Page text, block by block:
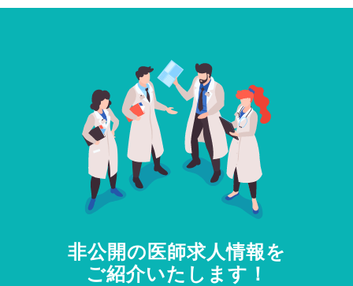
非公開の医師求人情報を
ご紹介いたします！